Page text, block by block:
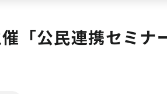
「公民連携セミ